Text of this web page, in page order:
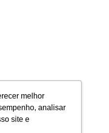
melhor
analisar
site e